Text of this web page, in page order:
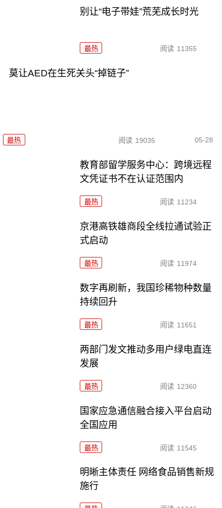
别让“电子带娃”荒芜成长时光
最热 阅读 11355
莫让AED在生死关头“掉链子”
最热 阅读 19035 05-28
教育部留学服务中心：跨境远程
文凭证书不在认证范围内
最热 阅读 11234
京港高铁雄商段全线拉通试验正
式启动
最热 阅读 11974
数字再刷新，我国珍稀物种数量
持续回升
最热 阅读 11651
两部门发文推动多用户绿电直连
发展
最热 阅读 12360
国家应急通信融合接入平台启动
全国应用
最热 阅读 11545
明晰主体责任 网络食品销售新规
施行